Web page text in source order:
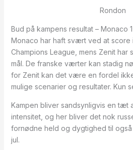
Rondon
Bud på kampens resultat – Monaco
Monaco har haft svært ved at score
Champions League, mens Zenit har
mål. De franske værter kan stadig
for Zenit kan det være en fordel
mulige scenarier og resultater. Kun
Kampen bliver sandsynligvis en
intensitet, og her bliver det nok
fornødne held og dygtighed til
jul.